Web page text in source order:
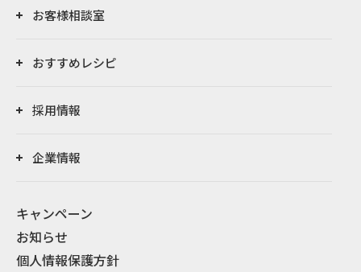
お客様相談室
おすすめレシピ
採用情報
企業情報
キャンペーン
お知らせ
個人情報保護方針